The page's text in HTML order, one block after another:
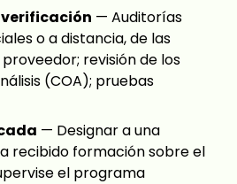
— Auditorías
o a distancia, de las
revisión de los
(COA); pruebas
— Designar a una
recibido formación sobre el
el programa